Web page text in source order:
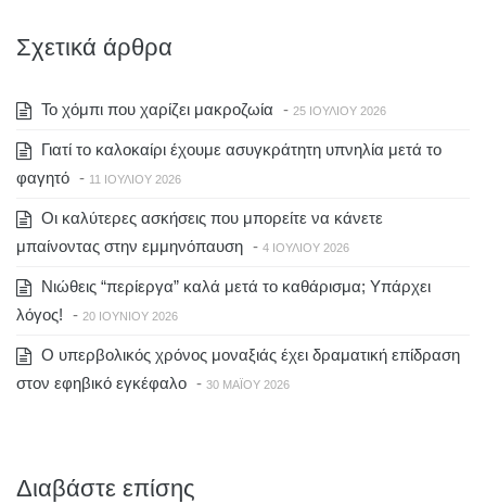
Σχετικά άρθρα
To χόμπι που χαρίζει μακροζωία - 25 ΙΟΥΛΊΟΥ 2026
Γιατί το καλοκαίρι έχουμε ασυγκράτητη υπνηλία μετά το
φαγητό - 11 ΙΟΥΛΊΟΥ 2026
Οι καλύτερες ασκήσεις που μπορείτε να κάνετε
μπαίνοντας στην εμμηνόπαυση - 4 ΙΟΥΛΊΟΥ 2026
Νιώθεις “περίεργα” καλά μετά το καθάρισμα; Υπάρχει
λόγος! - 20 ΙΟΥΝΊΟΥ 2026
Ο υπερβολικός χρόνος μοναξιάς έχει δραματική επίδραση
στον εφηβικό εγκέφαλο - 30 ΜΑΪ́ΟΥ 2026
Διαβάστε επίσης